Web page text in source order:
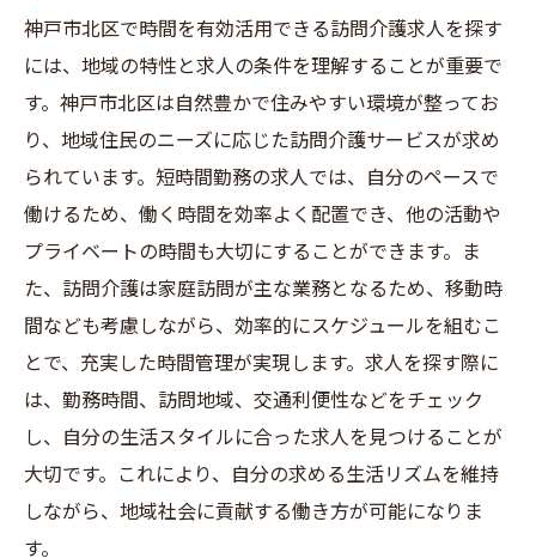
神戸市北区で時間を有効活用できる訪問介護求人を探す
には、地域の特性と求人の条件を理解することが重要で
す。神戸市北区は自然豊かで住みやすい環境が整ってお
り、地域住民のニーズに応じた訪問介護サービスが求め
られています。短時間勤務の求人では、自分のペースで
働けるため、働く時間を効率よく配置でき、他の活動や
プライベートの時間も大切にすることができます。ま
た、訪問介護は家庭訪問が主な業務となるため、移動時
間なども考慮しながら、効率的にスケジュールを組むこ
とで、充実した時間管理が実現します。求人を探す際に
は、勤務時間、訪問地域、交通利便性などをチェック
し、自分の生活スタイルに合った求人を見つけることが
大切です。これにより、自分の求める生活リズムを維持
しながら、地域社会に貢献する働き方が可能になりま
す。